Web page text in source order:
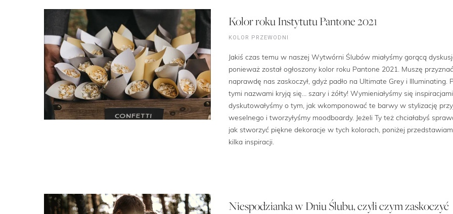
Kolor roku Instytutu Pantone 2021
KOLOR PRZEWODNI
Jakiś czas temu w naszej Wytwórni Ślubów miałyśmy gorącą
ponieważ został ogłoszony kolor roku Pantone 2021. Muszę
naprawdę nas zaskoczył, gdyż padło na Ultimate Grey i Illuminating.
tymi nazwami kryją się… szary i żółty! Wymieniałyśmy się inspiracjami,
dyskutowałyśmy o tym, jak wkomponować te barwy w stylizację
weselnego i tworzyłyśmy moodboardy. Jeżeli Ty też chciałabyś
jak stworzyć piękne dekoracje w tych kolorach, poniżej
kilka inspiracji.
Niespodzianka w Dniu Ślubu, czyli czym zaskoczyć